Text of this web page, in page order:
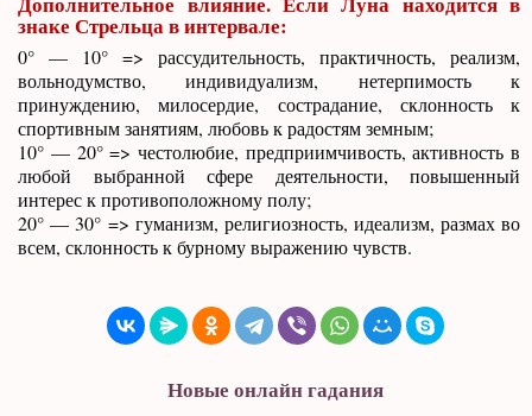
знаке Стрельца в интервале:
0° — 10° => рассудительность, практичность, реализм,
вольнодумство, индивидуализм, нетерпимость к
принуждению, милосердие, сострадание, склонность к
спортивным занятиям, любовь к радостям земным;
10° — 20° => честолюбие, предприимчивость, активность в
любой выбранной сфере деятельности, повышенный
интерес к противоположному полу;
20° — 30° => гуманизм, религиозность, идеализм, размах во
всем, склонность к бурному выражению чувств.
Новые онлайн гадания